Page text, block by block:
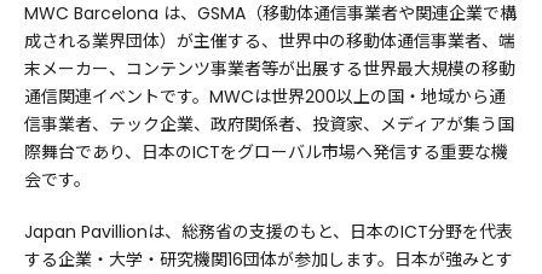
MWC Barcelona は、GSMA（移動体通信事業者や関連企業で構
成される業界団体）が主催する、世界中の移動体通信事業者、端
末メーカー、コンテンツ事業者等が出展する世界最大規模の移動
通信関連イベントです。MWCは世界200以上の国・地域から通
信事業者、テック企業、政府関係者、投資家、メディアが集う国
際舞台であり、日本のICTをグローバル市場へ発信する重要な機
会です。
Japan Pavillionは、総務省の支援のもと、日本のICT分野を代表
する企業・大学・研究機関16団体が参加します。日本が強みとす